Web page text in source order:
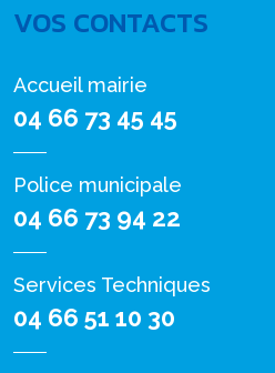
VOS CONTACTS
Accueil mairie
04 66 73 45 45
Police municipale
04 66 73 94 22
Services Techniques
04 66 51 10 30